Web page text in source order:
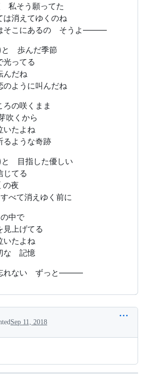
私そう願ってた
は消えてゆくのね
そこにあるの そうよ―――
と 歩んだ季節
光ってる
だね
ように叫んだね
の咲くまま
吹くから
たよね
ような奇跡
と 目指した優しい
じてる
の夜
べて消えゆく前に
中で
見上げてる
たよね
な 記憶
れない ずっと―――
Sep 11, 2018